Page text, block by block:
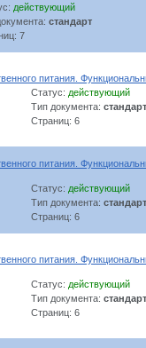
действующий
стандарт
7
питания.
Статус: действующий
Тип документа: стандарт
Страниц: 6
питания.
Статус: действующий
Тип документа: стандарт
Страниц: 6
питания.
Статус: действующий
Тип документа: стандарт
Страниц: 6